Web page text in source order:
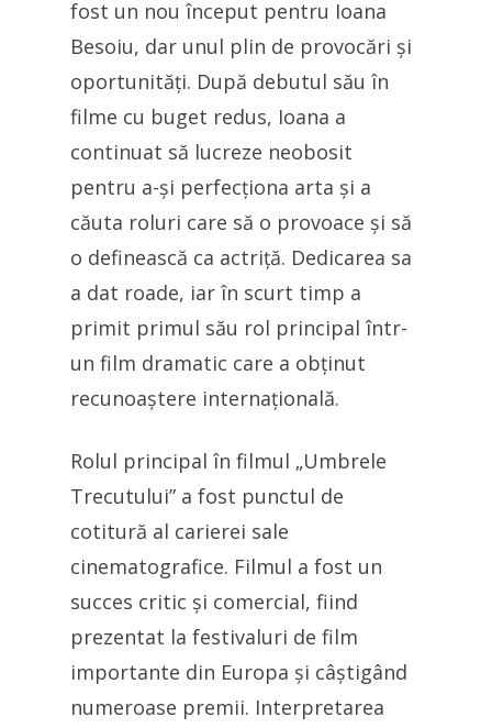
fost un nou început pentru Ioana
Besoiu, dar unul plin de provocări și
oportunități. După debutul său în
filme cu buget redus, Ioana a
continuat să lucreze neobosit
pentru a-și perfecționa arta și a
căuta roluri care să o provoace și să
o definească ca actriță. Dedicarea sa
a dat roade, iar în scurt timp a
primit primul său rol principal într-
un film dramatic care a obținut
recunoaștere internațională.
Rolul principal în filmul „Umbrele
Trecutului” a fost punctul de
cotitură al carierei sale
cinematografice. Filmul a fost un
succes critic și comercial, fiind
prezentat la festivaluri de film
importante din Europa și câștigând
numeroase premii. Interpretarea